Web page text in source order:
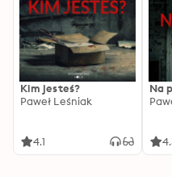
Kim jesteś?
Paweł Leśniak
4.1
Na